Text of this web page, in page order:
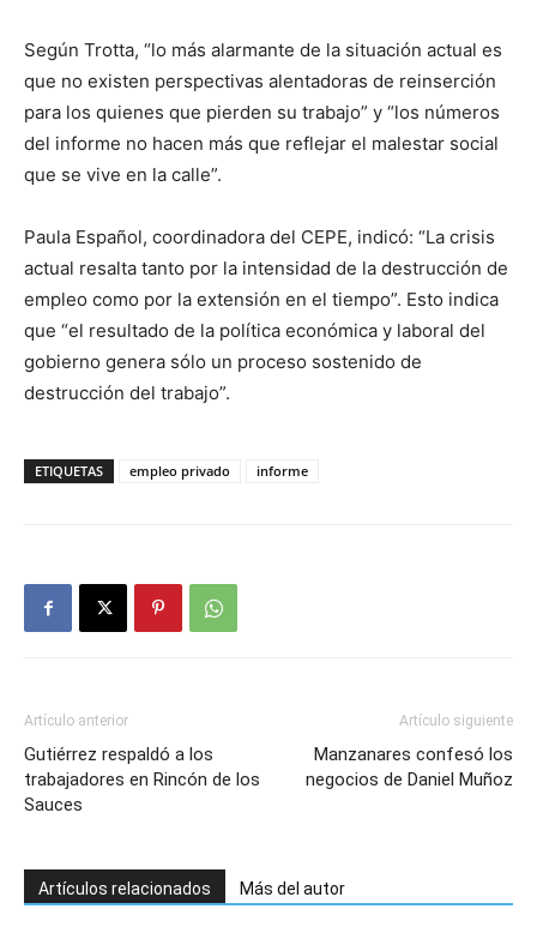
Según Trotta, “lo más alarmante de la situación actual es
que no existen perspectivas alentadoras de reinserción
para los quienes que pierden su trabajo” y “los números
del informe no hacen más que reflejar el malestar social
que se vive en la calle”.
Paula Español, coordinadora del CEPE, indicó: “La crisis
actual resalta tanto por la intensidad de la destrucción de
empleo como por la extensión en el tiempo”. Esto indica
que “el resultado de la política económica y laboral del
gobierno genera sólo un proceso sostenido de
destrucción del trabajo”.
ETIQUETAS empleo privado informe
Artículo anterior
Gutiérrez respaldó a los
trabajadores en Rincón de los
Sauces
Artículo siguiente
Manzanares confesó los
negocios de Daniel Muñoz
Artículos relacionados Más del autor